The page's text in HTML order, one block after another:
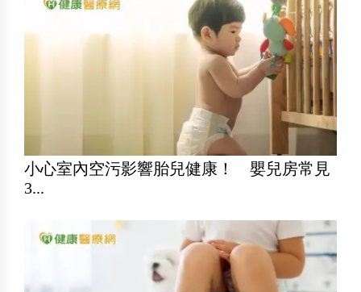
小心室內空污影響胎兒健康！ 嬰兒房常見
3...